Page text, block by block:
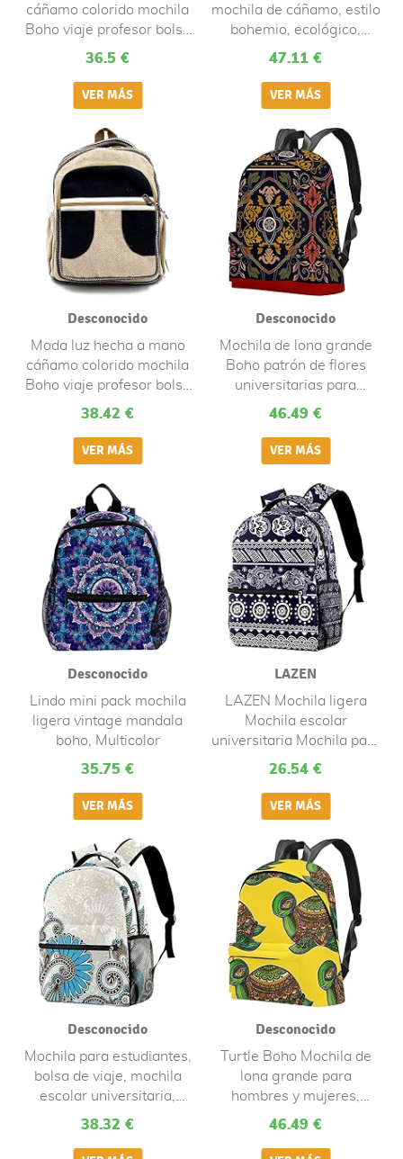
cáñamo colorido mochila
Boho viaje profesor bolso
niños mochila portátil
36.5 €
mochila de cáñamo, estilo
bohemio, ecológico,
unisex, rústica, duradera,
Himalaya, Mini , Mochila
Boho
47.11 €
Desconocido
Moda luz hecha a mano
cáñamo colorido mochila
Boho viaje profesor bolso
niños mochila portátil
38.42 €
Desconocido
Mochila de lona grande
Boho patrón de flores
universitarias para
hombres y mujeres,
46.49 €
Desconocido
Lindo mini pack mochila
ligera vintage mandala
boho, Multicolor
35.75 €
LAZEN
LAZEN Mochila ligera
Mochila escolar
universitaria Mochila para
portátil para adultos y
Retro Étnico Boho Floral
26.54 €
Desconocido
Mochila para estudiantes,
bolsa de viaje, mochila
escolar universitaria,
mochila casual para
bohemias, vintage, retro,
38.32 €
Desconocido
Turtle Boho Mochila de
lona grande para
hombres y mujeres,
Multicolor
46.49 €